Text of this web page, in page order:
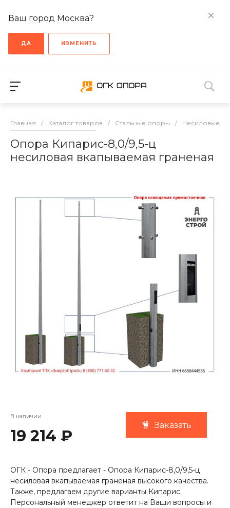
Ваш город Москва?
ДА ИЗМЕНИТЬ
Главная / Каталог товаров / Стальные опоры / Несиловые
Опора Кипарис-8,0/9,5-ц
несиловая вкапываемая граненая
В наличии
19 214 ₽
Заказать
ОГК - Опора предлагает - Опора Кипарис-8,0/9,5-ц
несиловая вкапываемая граненая высокого качества.
Также, предлагаем другие варианты Кипарис.
Персональный менеджер ответит на Ваши вопросы и